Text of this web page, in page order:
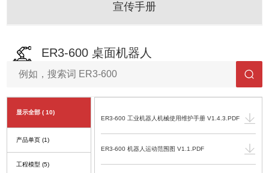
宣传手册
ER3-600 桌面机器人
显示全部 ( 10)
产品单页 (1)
工程模型 (5)
ER3-600 工业机器人机械使用维护手册 V1.4.3.PDF
ER3-600 机器人运动范围图 V1.1.PDF